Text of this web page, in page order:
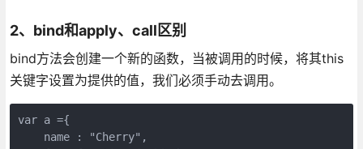
2、bind和apply、call区别
bind方法会创建一个新的函数，当被调用的时候，将其this
关键字设置为提供的值，我们必须手动去调用。
var a ={
    name : "Cherry",